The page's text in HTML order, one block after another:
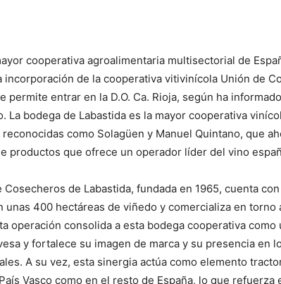
cooperativa agroalimentaria multisectorial de
incorporación de la cooperativa vitivinícola Unión de
permite entrar en la D.O. Ca. Rioja, según ha
La bodega de Labastida es la mayor cooperativa
como Solagüen y Manuel Quintano, que
productos que ofrece un operador líder del vino
Cosecheros de Labastida, fundada en 1965, cuenta
unas 400 hectáreas de viñedo y comercializa en torno
operación consolida a esta bodega cooperativa
y fortalece su imagen de marca y su presencia en
A su vez, esta sinergia actúa como elemento
Vasco como en el resto de España, lo que